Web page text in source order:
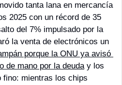
tanta lana en mercancía
2025 con un récord de 35
del 7% impulsado por la
la venta de electrónicos un
porque la ONU ya avisó
de mano por la deuda y los
mientras los chips